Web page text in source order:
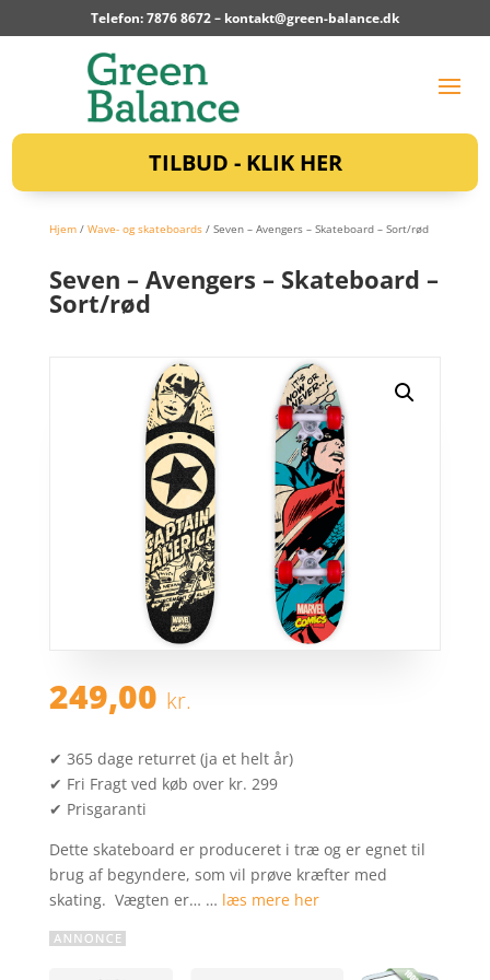
Telefon: 7876 8672 – kontakt@green-balance.dk
TILBUD - KLIK HER
Hjem/ Wave- og skateboards/ Seven – Avengers – Skateboard – Sort/rød
Seven – Avengers – Skateboard –
Sort/rød
249,00 kr.
✔ 365 dage returret (ja et helt år)
✔ Fri Fragt ved køb over kr. 299
✔ Prisgaranti
Dette skateboard er produceret i træ og er egnet til
brug af begyndere, som vil prøve kræfter med
skating. Vægten er… … læs mere her